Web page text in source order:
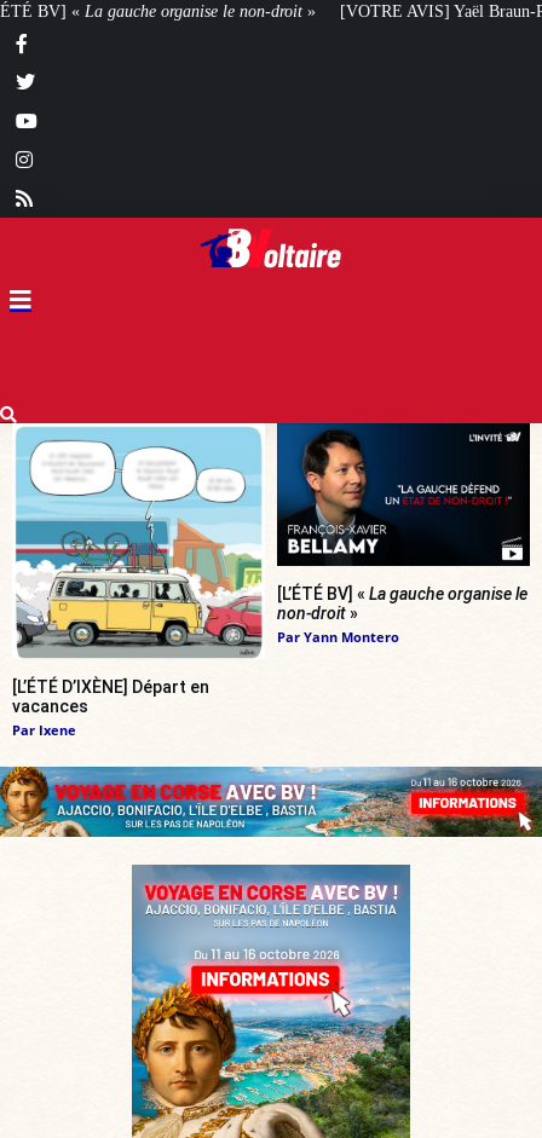
droit» [VOTRE AVIS] Yaël Braun-Pivet doit-elle renoncer à son
[L’ÉTÉ D’IXÈNE] Départ en
vacances
Par Ixene
[L’ÉTÉ BV] « La gauche organise le
non-droit»
Par Yann Montero